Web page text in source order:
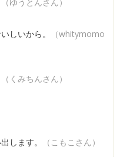
しいから。
（whitymomo
（くみちんさん）
します。 （こもこさん）